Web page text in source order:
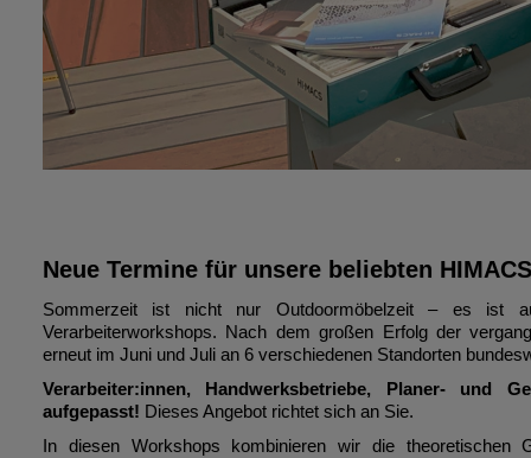
Neue Termine für unsere beliebten
Sommerzeit ist nicht nur Outdoormöbelzeit – es ist
Verarbeiterworkshops. Nach dem großen Erfolg der
erneut im Juni und Juli an 6 verschiedenen Standorten
Verarbeiter:innen, Handwerksbetriebe, Planer- und
aufgepasst! Dieses Angebot richtet sich an Sie.
In diesen Workshops kombinieren wir die theoretischen